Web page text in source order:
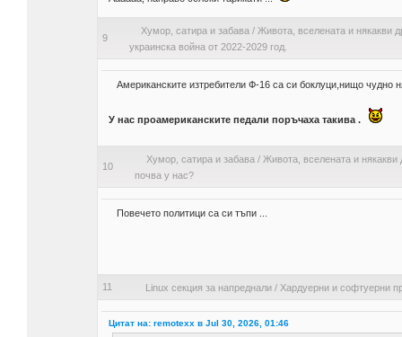
9
Хумор, сатира и забава / Живота, вселената и някакви
украинска война от 2022-2029 год.
Американските изтребители Ф-16 са си боклуци,нищо чудно
У нас проамериканските педали поръчаха такива .
10
Хумор, сатира и забава / Живота, вселената и някакви
почва у нас?
Повечето политици са си тъпи ...
11 Linux секция за напреднали/ Хардуерни и софтуерни
Цитат на: remotexx в Jul 30, 2026, 01:46